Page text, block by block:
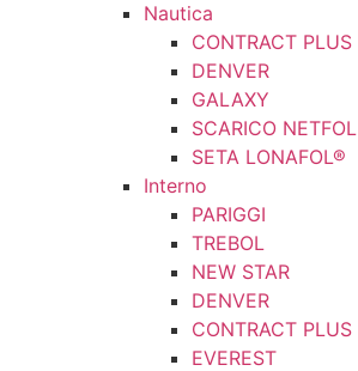
Nautica
CONTRACT PLUS
DENVER
GALAXY
SCARICO NETFOL
SETA LONAFOL®
Interno
PARIGGI
TREBOL
NEW STAR
DENVER
CONTRACT PLUS
EVEREST